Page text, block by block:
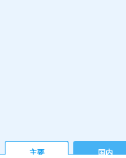
主要 国内